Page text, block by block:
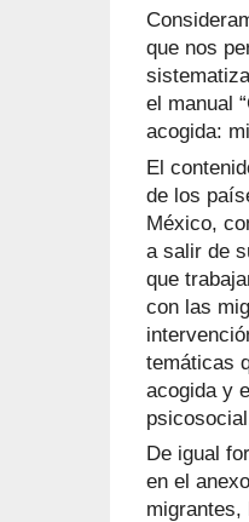
que nos
el manual
acogida:
El
de los
México,
a salir de
que
con las
temáticas
acogida y
De igual
en el
migrantes,